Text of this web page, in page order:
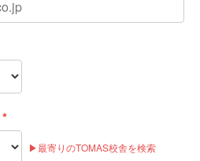
▶最寄りのTOMAS校舎を検索